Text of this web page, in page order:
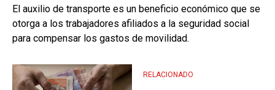
El auxilio de transporte es un beneficio económico que se
otorga a los trabajadores afiliados a la seguridad social
para compensar los gastos de movilidad.
RELACIONADO